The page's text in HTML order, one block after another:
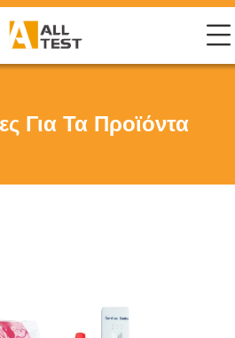
Για Τα Προϊόντα